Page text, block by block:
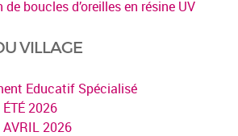
boucles d’oreilles en résine UV
VILLAGE
Educatif Spécialisé
2026
AVRIL 2026